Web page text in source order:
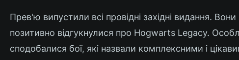
Прев'ю випустили всі провідні західні видання.
позитивно відгукнулися про Hogwarts Legacy.
сподобалися бої, які назвали комплексними і